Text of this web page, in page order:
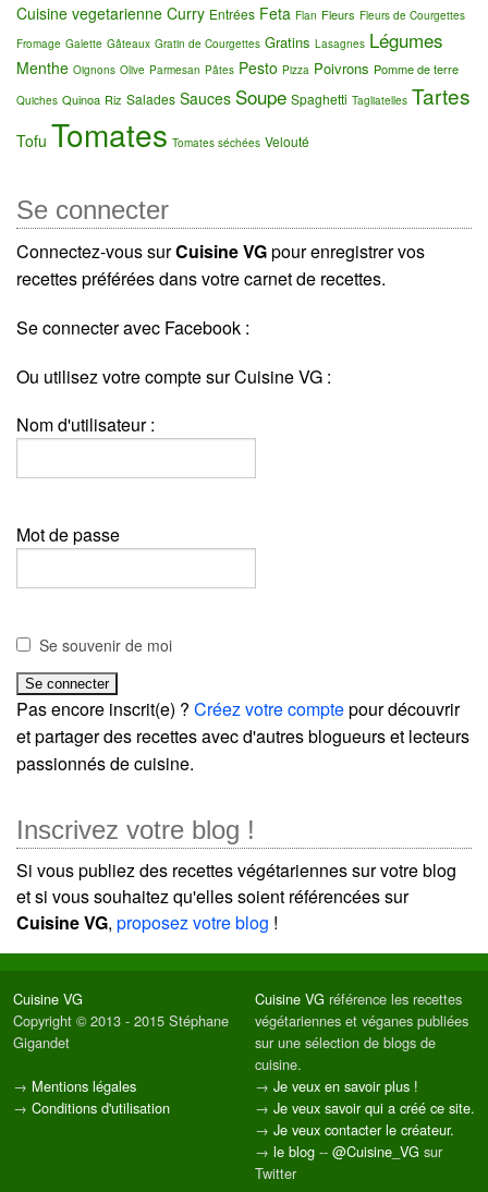
Cuisine vegetarienne Curry Entrées Feta Flan Fleurs Fleurs de Courgettes
Fromage Galette Gâteaux Gratin de Courgettes Gratins Lasagnes Légumes
Menthe Oignons Olive Parmesan Pâtes Pesto Pizza Poivrons Pomme de terre
Quiches Quinoa Riz Salades Sauces Soupe Spaghetti Tagliatelles Tartes
Tofu Tomates Tomates séchées Velouté
Se connecter
Connectez-vous surCuisine VGpour enregistrer vos
recettes préférées dans votre carnet de recettes.
Se connecter avec Facebook :
Ou utilisez votre compte sur Cuisine VG :
Nom d'utilisateur :
Mot de passe
Se souvenir de moi
Pas encore inscrit(e) ? Créez votre comptepour découvrir
et partager des recettes avec d'autres blogueurs et lecteurs
passionnés de cuisine.
Inscrivez votre blog !
Si vous publiez des recettes végétariennes sur votre blog
et si vous souhaitez qu'elles soient référencées sur
Cuisine VG, proposez votre blog !
Cuisine VG
Copyright © 2013 - 2015 Stéphane
Gigandet
→ Mentions légales
→ Conditions d'utilisation
Cuisine VG référence les recettes
végétariennes et véganes publiées
sur une sélection de blogs de
cuisine.
→ Je veux en savoir plus !
→ Je veux savoir qui a créé ce site.
→ Je veux contacter le créateur.
→ le blog -- @Cuisine_VG sur
Twitter